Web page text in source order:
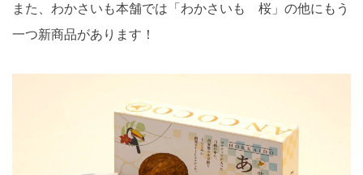
また、わかさいも本舗では「わかさいも 桜」の他にもう
一つ新商品があります！